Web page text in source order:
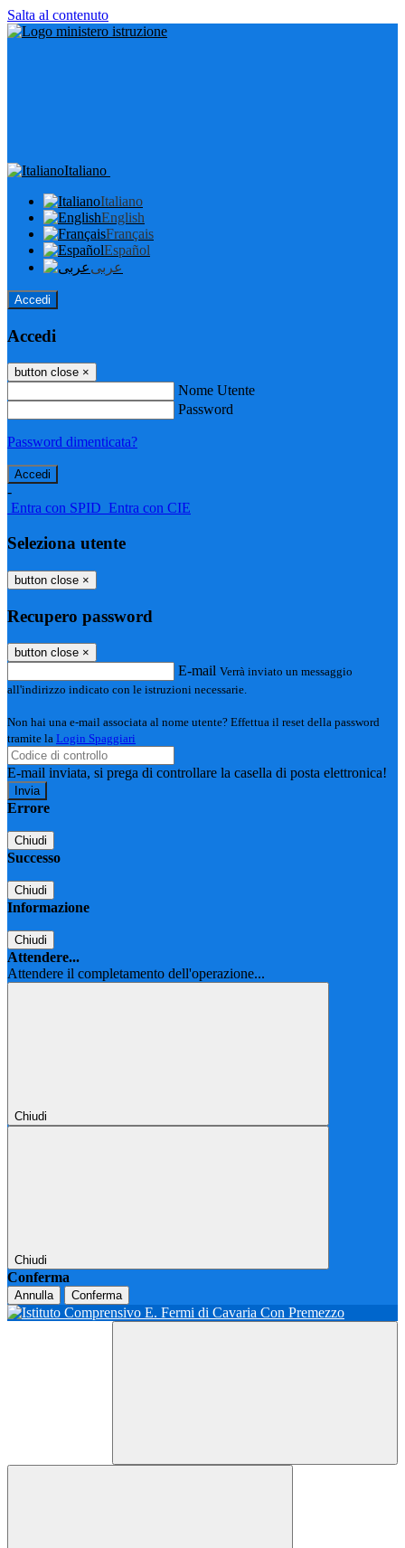
Salta al contenuto
Italiano
Italiano
English
Français
Español
عربى
Accedi
Accedi
button close ×
Nome Utente
Password
Password dimenticata?
-
Entra con SPID Entra con CIE
Seleziona utente
button close ×
Recupero password
button close ×
E-mail Verrà inviato un messaggio
all'indirizzo indicato con le istruzioni necessarie.
Non hai una e-mail associata al nome utente? Effettua il reset della password
tramite la Login Spaggiari
E-mail inviata, si prega di controllare la casella di posta elettronica!
Errore
Chiudi
Successo
Chiudi
Informazione
Chiudi
Attendere...
Attendere il completamento dell'operazione...
Chiudi
Chiudi
Conferma
Annulla Conferma